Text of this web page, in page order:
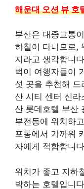
해운대 오션 뷰 호
부산은 대중교통
하철이 다니므로,
지라고 생각합니
벅이 여행자들이
섯 곳을 추천해
산 시티 센터 신라
산 롯데호텔 부산
부전동에 위치하
포동에서 가까워
자에게 적합합니
위치가 좋고 지하
박하는 호텔입니